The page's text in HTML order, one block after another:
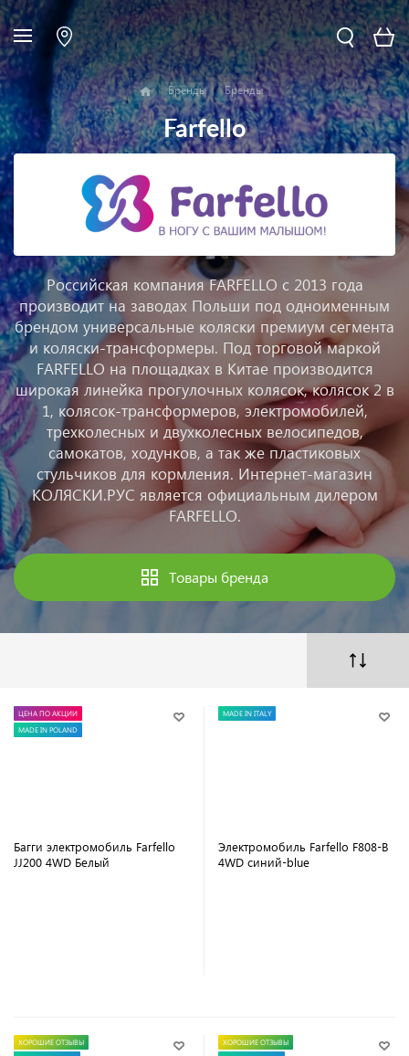
Бренды Бренды
Farfello
Российская компания FARFELLO с 2013 года
производит на заводах Польши под одноименным
брендом универсальные коляски премиум сегмента
и коляски-трансформеры. Под торговой маркой
FARFELLO на площадках в Китае производится
широкая линейка прогулочных колясок, колясок 2 в
1, колясок-трансформеров, электромобилей,
трехколесных и двухколесных велосипедов,
самокатов, ходунков, а так же пластиковых
стульчиков для кормления. Интернет-магазин
КОЛЯСКИ.РУС является официальным дилером
FARFELLO.
Товары бренда
ЦЕНА ПО АКЦИИ
MADE IN POLAND
Багги электромобиль Farfello
JJ200 4WD Белый
MADE IN ITALY
Электромобиль Farfello F808-B
4WD синий-blue
ХОРОШИЕ ОТЗЫВЫ
ХОРОШИЕ ОТЗЫВЫ